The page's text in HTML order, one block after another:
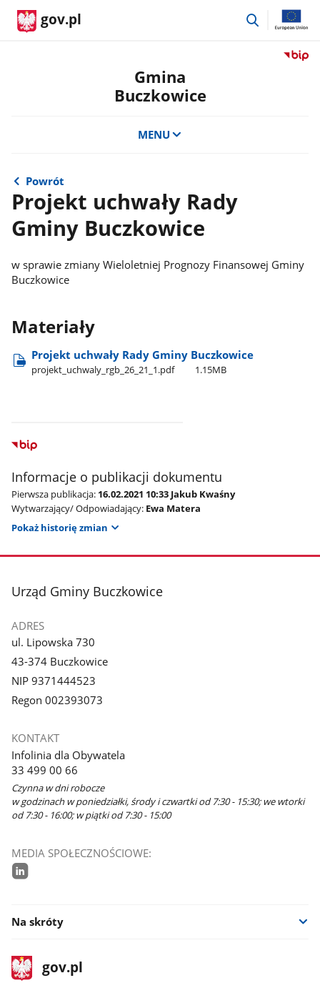
gov.pl
przejdź
Przejdź
Gmina
Buczkowice
MENU
Powrót
Projekt uchwały Rady
Gminy Buczkowice
w sprawie zmiany Wieloletniej Prognozy Finansowej Gminy
Buczkowice
Materiały
Projekt uchwały Rady Gminy Buczkowice
projekt​_uchwaly​_rgb​_26​_21​_1.pdf 1.15MB
Informacje o publikacji dokumentu
Pierwsza publikacja: 16.02.2021 10:33 Jakub Kwaśny
Wytwarzający/ Odpowiadający: Ewa Matera
Pokaż historię zmian
stopka
Urząd Gminy Buczkowice
ADRES
ul. Lipowska 730
43-374 Buczkowice
NIP 9371444523
Regon 002393073
KONTAKT
Infolinia dla Obywatela
33 499 00 66
Czynna w dni robocze
w godzinach w poniedziałki, środy i czwartki od 7:30 - 15:30; we wtorki
od 7:30 - 16:00; w piątki od 7:30 - 15:00
MEDIA SPOŁECZNOŚCIOWE:
Na skróty
stopka
gov.plStrona
gov.pl